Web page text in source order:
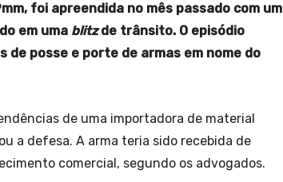
foi apreendida no mês passado com um
em uma blitzde trânsito. O episódio
posse e porte de armas em nome do
de uma importadora de material
a defesa. A arma teria sido recebida de
comercial, segundo os advogados.